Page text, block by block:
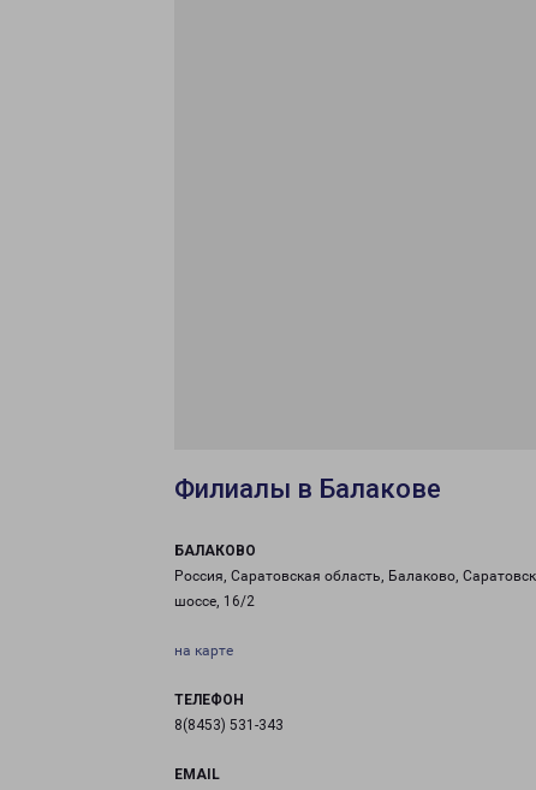
Филиалы в Балакове
БАЛАКОВО
Россия, Саратовская область, Балаково,
шоссе, 16/2
на карте
ТЕЛЕФОН
8(8453) 531-343
EMAIL